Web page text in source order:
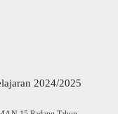
2024/2025